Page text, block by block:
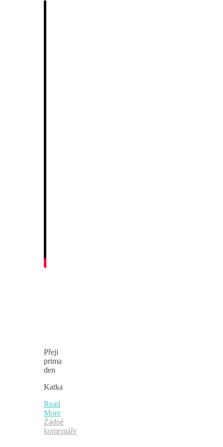
Přeji
prima
den
Katka
Read
More
Žádné
komentáře